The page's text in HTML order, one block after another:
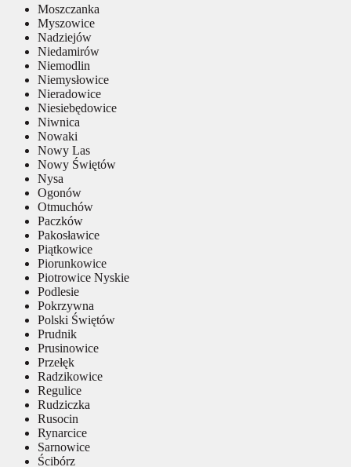
Moszczanka
Myszowice
Nadziejów
Niedamirów
Niemodlin
Niemysłowice
Nieradowice
Niesiebędowice
Niwnica
Nowaki
Nowy Las
Nowy Świętów
Nysa
Ogonów
Otmuchów
Paczków
Pakosławice
Piątkowice
Piorunkowice
Piotrowice Nyskie
Podlesie
Pokrzywna
Polski Świętów
Prudnik
Prusinowice
Przełęk
Radzikowice
Regulice
Rudziczka
Rusocin
Rynarcice
Sarnowice
Ścibórz